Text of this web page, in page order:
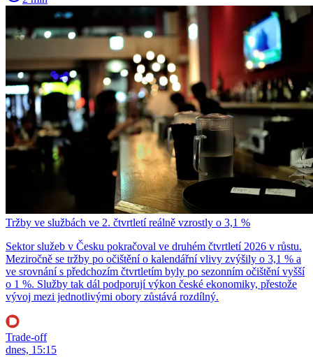
Tržby ve službách ve 2. čtvrtletí reálně vzrostly o 3,1 %
Sektor služeb v Česku pokračoval ve druhém čtvrtletí 2026 v růstu.
Meziročně se tržby po očištění o kalendářní vlivy zvýšily o 3,1 % a
ve srovnání s předchozím čtvrtletím byly po sezonním očištění vyšší
o 1 %. Služby tak dál podporují výkon české ekonomiky, přestože
vývoj mezi jednotlivými obory zůstává rozdílný.
Trade-off
dnes, 15:15